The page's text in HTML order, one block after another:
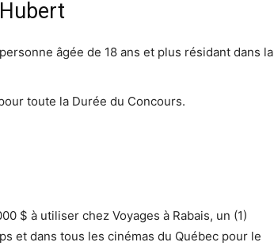
âgée de 18 ans et plus résidant dans la
toute la Durée du Concours.
$ à utiliser chez Voyages à Rabais, un (1)
et dans tous les cinémas du Québec pour le